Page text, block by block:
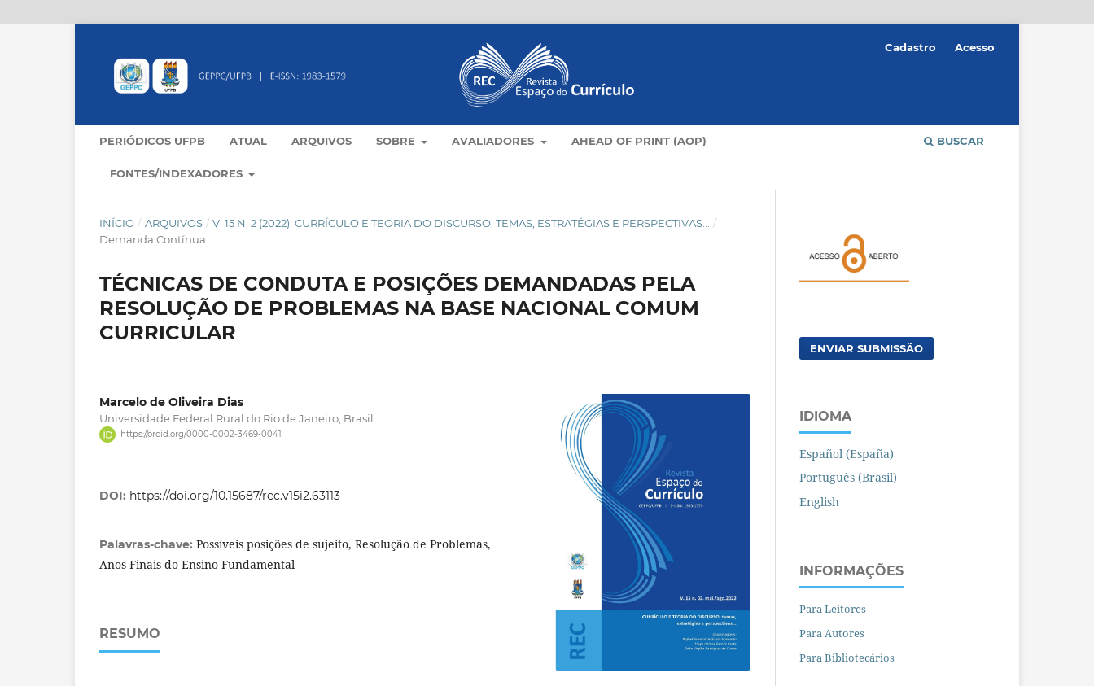
PERIÓDICOS UFPB ATUAL ARQUIVOS SOBRE AVALIADORES AHEAD OF PRINT (AOP)
FONTES/INDEXADORES
BUSCAR
Cadastro Acesso
INÍCIO / ARQUIVOS / V. 15 N. 2 (2022): CURRÍCULO E TEORIA DO DISCURSO: TEMAS, ESTRATÉGIAS E PERSPECTIVAS...
/
Demanda Contínua
TÉCNICAS DE CONDUTA E POSIÇÕES DEMANDADAS PELA
RESOLUÇÃO DE PROBLEMAS NA BASE NACIONAL COMUM
CURRICULAR
Marcelo de Oliveira Dias
Universidade Federal Rural do Rio de Janeiro, Brasil.
https://orcid.org/0000-0002-3469-0041
DOI: https://doi.org/10.15687/rec.v15i2.63113
Palavras-chave: Possíveis posições de sujeito, Resolução de Problemas,
Anos Finais do Ensino Fundamental
RESUMO
ENVIAR SUBMISSÃO
IDIOMA
Español (España)
Português (Brasil)
English
INFORMAÇÕES
Para Leitores
Para Autores
Para Bibliotecários